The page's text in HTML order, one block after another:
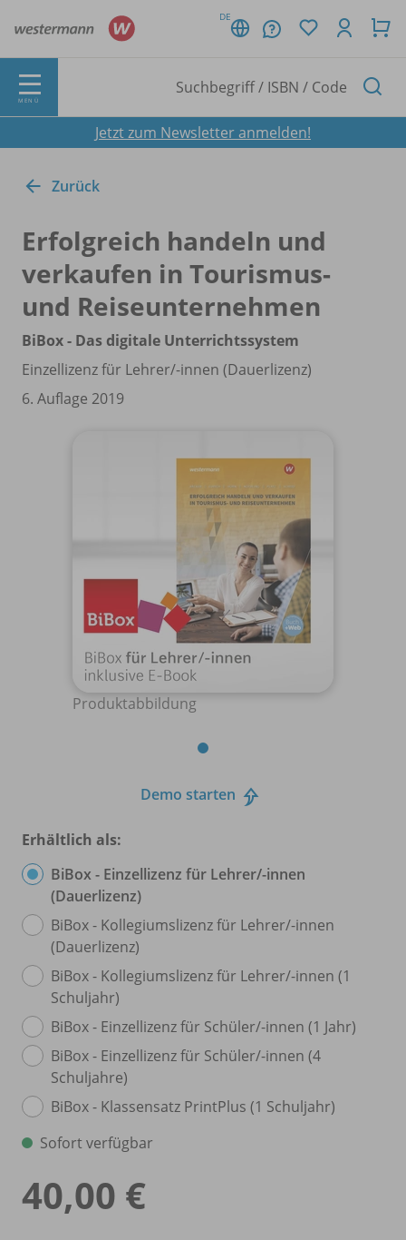
DE
MENÜ
Jetzt zum Newsletter anmelden!
Zurück
Erfolgreich handeln und
verkaufen in Tourismus-
und Reiseunternehmen
BiBox - Das digitale Unterrichtssystem
Einzellizenz für Lehrer/-innen (Dauerlizenz)
6. Auflage 2019
Produktabbildung
Demo starten
Erhältlich als:
BiBox - Einzellizenz für Lehrer/-innen
(Dauerlizenz)
BiBox - Kollegiumslizenz für Lehrer/-innen
(Dauerlizenz)
BiBox - Kollegiumslizenz für Lehrer/-innen (1
Schuljahr)
BiBox - Einzellizenz für Schüler/-innen (1 Jahr)
BiBox - Einzellizenz für Schüler/-innen (4
Schuljahre)
BiBox - Klassensatz PrintPlus (1 Schuljahr)
Sofort verfügbar
40,00 €